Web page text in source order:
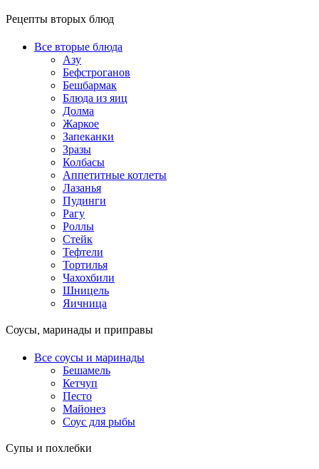
Рецепты вторых блюд
Все вторые блюда
Азу
Бефстроганов
Бешбармак
Блюда из яиц
Долма
Жаркое
Запеканки
Зразы
Колбасы
Аппетитные котлеты
Лазанья
Пудинги
Рагу
Роллы
Стейк
Тефтели
Тортилья
Чахохбили
Шницель
Яичница
Соусы, маринады и приправы
Все соусы и маринады
Бешамель
Кетчуп
Песто
Майонез
Соус для рыбы
Супы и похлебки